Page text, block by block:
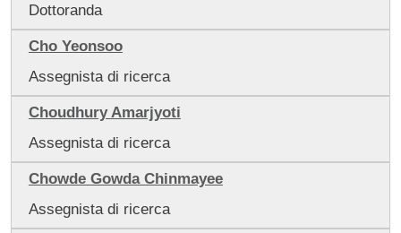
Dottoranda
Cho Yeonsoo
Assegnista di ricerca
Choudhury Amarjyoti
Assegnista di ricerca
Chowde Gowda Chinmayee
Assegnista di ricerca